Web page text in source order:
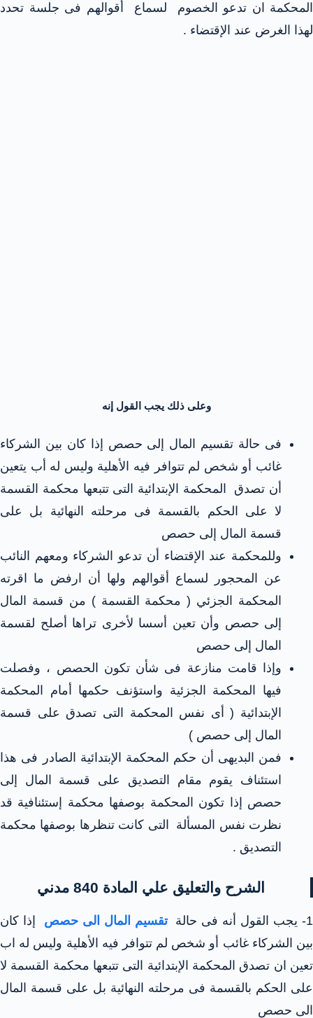
المحكمة ان تدعو الخصوم لسماع أقوالهم فى جلسة تحدد
لهذا الغرض عند الإقتضاء .
وعلى ذلك يجب القول إنه
فى حالة تقسيم المال إلى حصص إذا كان بين الشركاء
غائب أو شخص لم تتوافر فيه الأهلية وليس له أب يتعين
أن تصدق المحكمة الإبتدائية التى تتبعها محكمة القسمة
لا على الحكم بالقسمة فى مرحلته النهائية بل على
قسمة المال إلى حصص
وللمحكمة عند الإقتضاء أن تدعو الشركاء ومعهم النائب
عن المحجور لسماع أقوالهم ولها أن ارفض ما اقرته
المحكمة الجزئي ( محكمة القسمة ) من قسمة المال
إلى حصص وأن تعين أسسا لأخرى تراها أصلح لقسمة
المال إلى حصص
وإذا قامت منازعة فى شأن تكون الحصص ، وفصلت
فيها المحكمة الجزئية واستؤنف حكمها أمام المحكمة
الإبتدائية ( أى نفس المحكمة التى تصدق على قسمة
المال إلى حصص )
فمن البديهى أن حكم المحكمة الإبتدائية الصادر فى هذا
استئناف يقوم مقام التصديق على قسمة المال إلى
حصص إذا تكون المحكمة بوصفها محكمة إستئنافية قد
نظرت نفس المسألة التى كانت تنظرها بوصفها محكمة
التصديق .
الشرح والتعليق علي المادة 840 مدني
1- يجب القول أنه فى حالة تقسيم المال الى حصص إذا كان
بين الشركاء غائب أو شخص لم تتوافر فيه الأهلية وليس له اب
تعين ان تصدق المحكمة الإبتدائية التى تتبعها محكمة القسمة لا
على الحكم بالقسمة فى مرحلته النهائية بل على قسمة المال
الى حصص